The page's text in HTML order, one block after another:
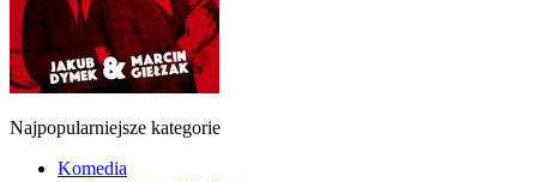
Najpopularniejsze kategorie
Komedia